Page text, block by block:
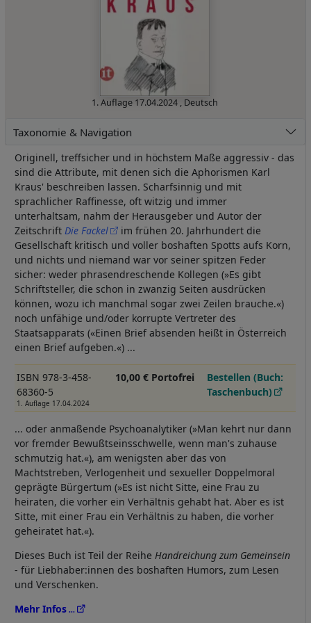
1. Auflage 17.04.2024 , Deutsch
Taxonomie & Navigation
Originell, treffsicher und in höchstem Maße aggressiv - das
sind die Attribute, mit denen sich die Aphorismen Karl
Kraus' beschreiben lassen. Scharfsinnig und mit
sprachlicher Raffinesse, oft witzig und immer
unterhaltsam, nahm der Herausgeber und Autor der
Zeitschrift Die Fackel
im frühen 20. Jahrhundert die
Gesellschaft kritisch und voller boshaften Spotts aufs Korn,
und nichts und niemand war vor seiner spitzen Feder
sicher: weder phrasendreschende Kollegen (»Es gibt
Schriftsteller, die schon in zwanzig Seiten ausdrücken
können, wozu ich manchmal sogar zwei Zeilen brauche.«)
noch unfähige und/oder korrupte Vertreter des
Staatsapparats («Einen Brief absenden heißt in Österreich
einen Brief aufgeben.«) ...
ISBN 978-3-458-
68360-5
1. Auflage 17.04.2024
10,00 € Portofrei
Bestellen (Buch:
Taschenbuch)
... oder anmaßende Psychoanalytiker (»Man kehrt nur dann
vor fremder Bewußtseinsschwelle, wenn man's zuhause
schmutzig hat.«), am wenigsten aber das von
Machtstreben, Verlogenheit und sexueller Doppelmoral
geprägte Bürgertum (»Es ist nicht Sitte, eine Frau zu
heiraten, die vorher ein Verhältnis gehabt hat. Aber es ist
Sitte, mit einer Frau ein Verhältnis zu haben, die vorher
geheiratet hat.«).
Dieses Buch ist Teil der Reihe Handreichung zum Gemeinsein
- für Liebhaber:innen des boshaften Humors, zum Lesen
und Verschenken.
Mehr Infos